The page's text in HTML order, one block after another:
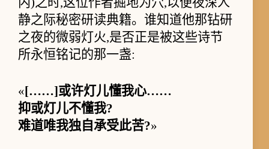
静之际秘密研读典籍。谁知道他那钻研
之夜的微弱灯火,是否正是被这些诗节
所永恒铭记的那一盏:
«[……]或许灯儿懂我心……
抑或灯儿不懂我?
难道唯我独自承受此苦?»